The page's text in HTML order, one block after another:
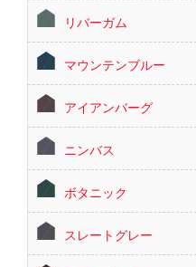
リバーガム
マウンテンブルー
アイアンバーグ
ニンバス
ボタニック
スレートグレー